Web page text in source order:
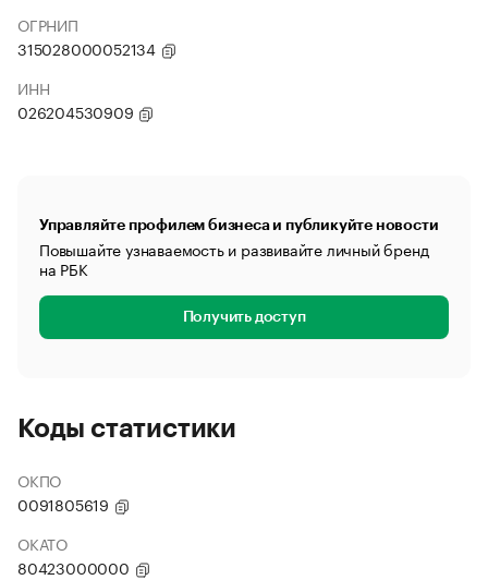
ОГРНИП
315028000052134
ИНН
026204530909
Управляйте профилем бизнеса и публикуйте новости
Повышайте узнаваемость и развивайте личный бренд
на РБК
Получить доступ
Коды статистики
ОКПО
0091805619
ОКАТО
80423000000